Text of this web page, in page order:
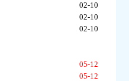
02-10
02-10
02-10
05-12
05-12